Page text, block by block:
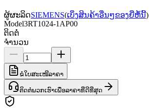
ຜູ້ຜະລິດSIEMENS(ເບິ່ງສິນຄ້າອື່ນໆຂອງຍີ່ຫໍ້ນີ້)
Model3RT1024-1AP00
ຕິດຕໍ່
ຈຳນວນ
ຂໍໃບສະເໜີລາຄາ
ຕິດຕໍ່ພວກເຮົາເພື່ອລາຄາທີ່ດີທີ່ສຸດ